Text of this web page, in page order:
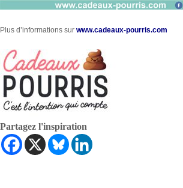
Plus d’informations sur www.cadeaux-pourris.com
Partagez l'inspiration